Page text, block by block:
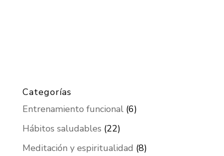
Categorías
Entrenamiento funcional(6)
Hábitos saludables (22)
Meditación y espiritualidad (8)